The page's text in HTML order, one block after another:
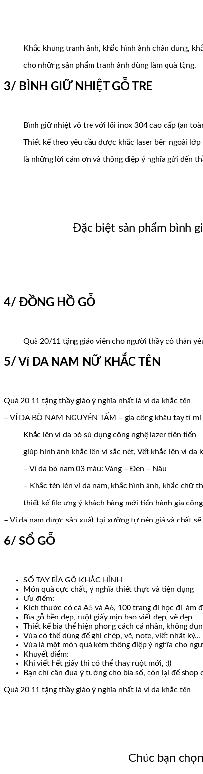
Khắc khung tranh ảnh, khắc hình ảnh chân dung,
cho những sản phẩm tranh ảnh dùng làm quà tặng.
3/ BÌNH GIỮ NHIỆT GỖ TRE
Bình giữ nhiệt vỏ tre với lõi inox 304 cao cấp (an
Thiết kế theo yêu cầu được khắc laser bên ngoài lớp
là những lời cám ơn và thông điệp ý nghĩa gửi đến
Đặc biệt sản phẩm bình
4/ ĐỒNG HỒ GỖ
Quà 20/11 tặng giáo viên cho người thầy cô thân
5/ Ví DA NAM NỮ KHẮC TÊN
Quà 20 11 tặng thầy giáo ý nghĩa nhất là ví da khắc tên
– VÍ DA BÒ NAM NGUYÊN TẤM – gia công khâu tay tỉ
Khắc lên ví da bò sử dụng công nghệ lazer tiên tiến
giúp hình ảnh khắc lên ví sắc nét, Vết khắc lên ví da
– Ví da bò nam 03 màu: Vàng – Đen – Nâu
– Khắc tên lên ví da nam, khắc hình ảnh, khắc chữ
thiết kế file ưng ý khách hàng mới tiến hành gia công
– Ví da nam được sản xuất tại xưởng tự nên giá và chất
6/ SỔ GỖ
SỔ TAY BÌA GỖ KHẮC HÌNH
Món quà cực chất, ý nghĩa thiết thực và tiện dụng
Ưu điểm:
Kích thước có cả A5 và A6, 100 trang đi học đi làm
Bìa gỗ bền đẹp, ruột giấy mịn bao viết đẹp, vẽ đẹp.
Thiết kế bìa thể hiện phong cách cá nhân, không
Vừa có thể dùng để ghi chép, vẽ, note, viết nhật ký…
Vừa là một món quà kèm thông điệp ý nghĩa cho
Khuyết điểm:
Khi viết hết giấy thì có thể thay ruột mới, :))
Bạn chỉ cần đưa ý tưởng cho bìa sổ, còn lại để shop
Quà 20 11 tặng thầy giáo ý nghĩa nhất là ví da khắc tên
Chúc bạn